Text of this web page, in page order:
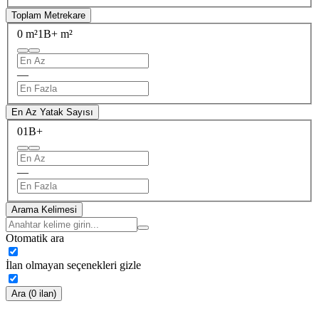
Toplam Metrekare
0 m²1B+ m²
—
En Az Yatak Sayısı
01B+
—
Arama Kelimesi
Otomatik ara
İlan olmayan seçenekleri gizle
Ara (0 ilan)